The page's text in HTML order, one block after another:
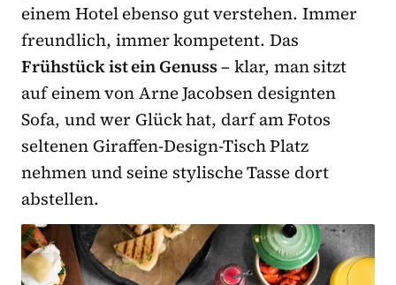
einem Hotel ebenso gut verstehen. Immer
freundlich, immer kompetent. Das
Frühstück ist ein Genuss– klar, man sitzt
auf einem von Arne Jacobsen designten
Sofa, und wer Glück hat, darf am Fotos
seltenen Giraffen-Design-Tisch Platz
nehmen und seine stylische Tasse dort
abstellen.